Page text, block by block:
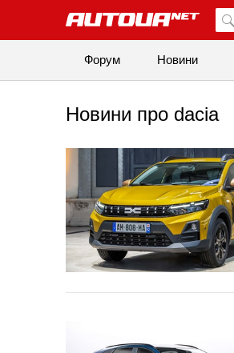
Форум Новини
Новини про dacia